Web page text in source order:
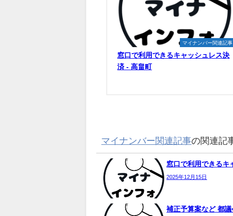
マイナンバー関連記事
窓口で利用できるキャッシュレス決
済 - 高畠町
マイナンバー関連記事の関連記
窓口で利用できるキ
2025年12月15日
補正予算案など 都